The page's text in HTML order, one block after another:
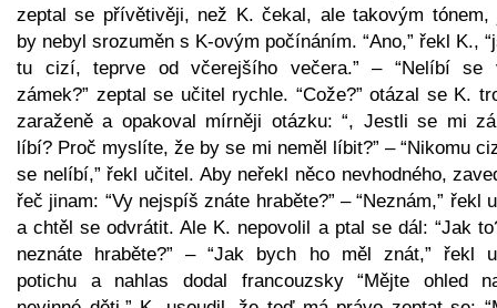
zeptal se přívětivěji, než K. čekal, ale takovým tónem,
by nebyl srozuměn s K-ovým počínáním. “Ano,” řekl K.,
tu cizí, teprve od včerejšího večera.” – “Nelíbí se
zámek?” zeptal se učitel rychle. “Cože?” otázal se K.
zaraženě a opakoval mírněji otázku: “, Jestli se mi
líbí? Proč myslíte, že by se mi neměl líbit?” – “Nikomu
se nelíbí,” řekl učitel. Aby neřekl něco nevhodného,
řeč jinam: “Vy nejspíš znáte hraběte?” – “Neznám,” řekl
a chtěl se odvrátit. Ale K. nepovolil a ptal se dál: “Jak
neznáte hraběte?” – “Jak bych ho měl znát,” řekl
potichu a nahlas dodal francouzsky “Mějte ohled